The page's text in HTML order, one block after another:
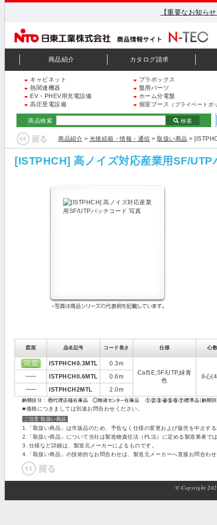
【重要なお知ら
商品紹介 カタログ請求
キャビネット
プラボックス
熱関連機器
盤用パーツ
EV・PHEV用充電設備
ホーム分電盤
高圧受電設備
個室ブース （プライベートボ
商品検索 検索
商品紹介 > 光接続箱・情報・通信 > 取扱い商品 >
[ISTPHCH] 高ノイズ対応産業用SF/UTP
図面 品名記号 コード長さ 仕様 心数
ISTPHCH0.3MTL
0.3m
Cat5E,SF/UTP,緑青
色
8心
ISTPHCH0.6MTL
0.6m
ISTPHCH2MTL
2.0m
■価格につきましては別途お問合わせください。
ご注意 取扱い商品
1.「取扱い商品」は市販品のため、予告なく仕様の変更および販売を中止す
2.「取扱い商品」について当社は製造物責任法（PL法）に定める製造業者で
3. 仕様など詳細は、製造元メーカーによるものです。
4.「取扱い商品」の技術的なお問合わせは、製造元メーカーへ直接お問合わ
© Copyright